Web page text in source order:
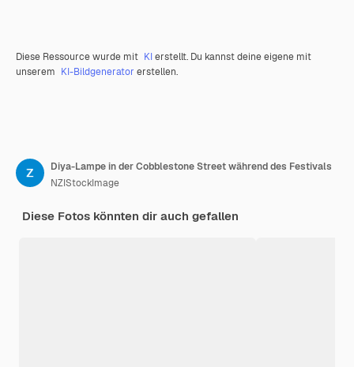
Diese Ressource wurde mit KIerstellt. Du kannst deine eigene mit
unserem KI-Bildgenerator erstellen.
Diya-Lampe in der Cobblestone Street während des Festivals
NZIStockImage
Diese Fotos könnten dir auch gefallen